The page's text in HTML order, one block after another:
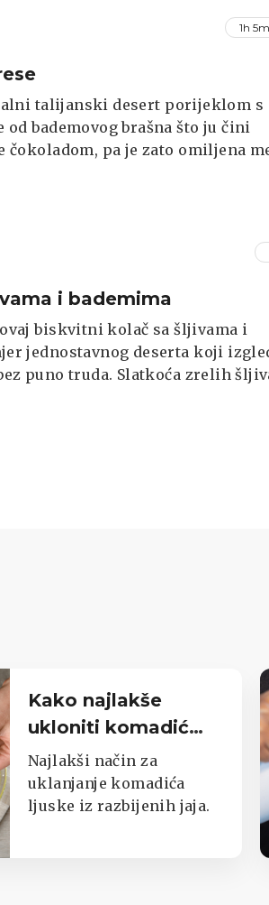
1h
talijanski desert porijeklom s
bademovog brašna što ju čini
čokoladom, pa je zato omiljena
i bademima
biskvitni kolač sa šljivama i
jednostavnog deserta koji
puno truda. Slatkoća zrelih
Kako najlakše
ukloniti komadić
ljuske iz razbijenih
jaja
Najlakši način za
uklanjanje komadića
ljuske iz razbijenih jaja.